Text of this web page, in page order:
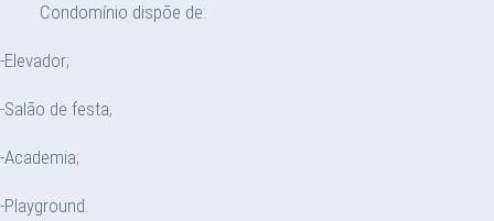
Condomínio dispõe de:
-Elevador;
-Salão de festa;
-Academia;
-Playground.